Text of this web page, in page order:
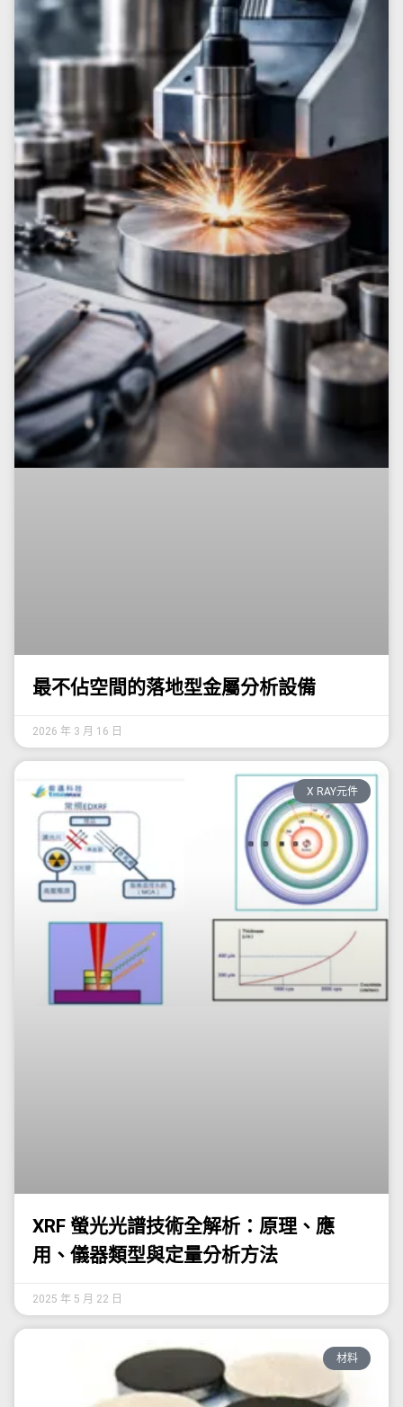
最不佔空間的落地型金屬分析設備
2026 年 3 月 16 日
X RAY元件
XRF 螢光光譜技術全解析：原理、應
用、儀器類型與定量分析方法
2025 年 5 月 22 日
材料